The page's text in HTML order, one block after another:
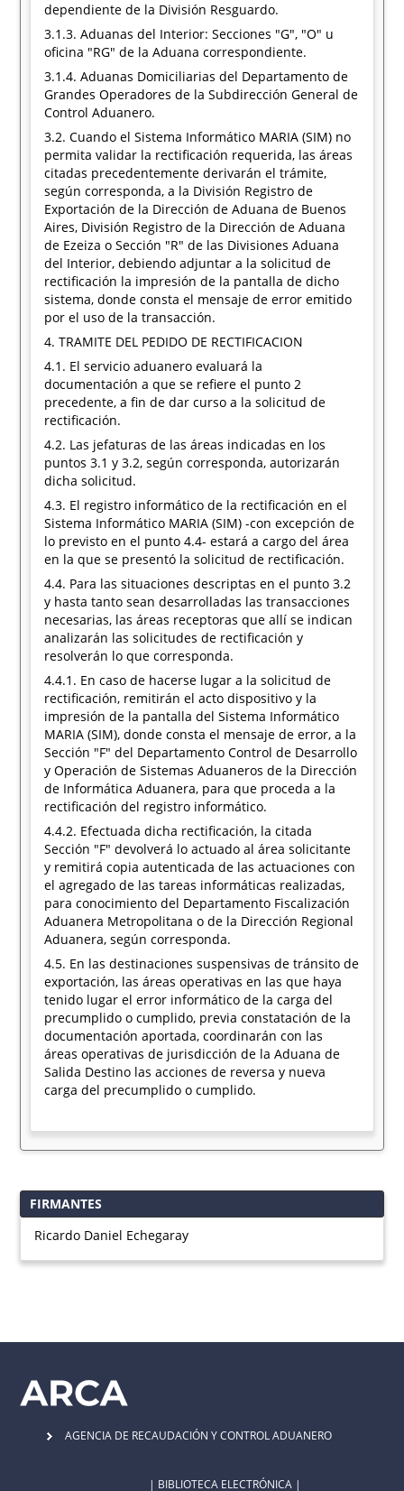
dependiente de la División Resguardo.
3.1.3. Aduanas del Interior: Secciones "G", "O" u
oficina "RG" de la Aduana correspondiente.
3.1.4. Aduanas Domiciliarias del Departamento de
Grandes Operadores de la Subdirección General de
Control Aduanero.
3.2. Cuando el Sistema Informático MARIA (SIM) no
permita validar la rectificación requerida, las áreas
citadas precedentemente derivarán el trámite,
según corresponda, a la División Registro de
Exportación de la Dirección de Aduana de Buenos
Aires, División Registro de la Dirección de Aduana
de Ezeiza o Sección "R" de las Divisiones Aduana
del Interior, debiendo adjuntar a la solicitud de
rectificación la impresión de la pantalla de dicho
sistema, donde consta el mensaje de error emitido
por el uso de la transacción.
4. TRAMITE DEL PEDIDO DE RECTIFICACION
4.1. El servicio aduanero evaluará la
documentación a que se refiere el punto 2
precedente, a fin de dar curso a la solicitud de
rectificación.
4.2. Las jefaturas de las áreas indicadas en los
puntos 3.1 y 3.2, según corresponda, autorizarán
dicha solicitud.
4.3. El registro informático de la rectificación en el
Sistema Informático MARIA (SIM) -con excepción de
lo previsto en el punto 4.4- estará a cargo del área
en la que se presentó la solicitud de rectificación.
4.4. Para las situaciones descriptas en el punto 3.2
y hasta tanto sean desarrolladas las transacciones
necesarias, las áreas receptoras que allí se indican
analizarán las solicitudes de rectificación y
resolverán lo que corresponda.
4.4.1. En caso de hacerse lugar a la solicitud de
rectificación, remitirán el acto dispositivo y la
impresión de la pantalla del Sistema Informático
MARIA (SIM), donde consta el mensaje de error, a la
Sección "F" del Departamento Control de Desarrollo
y Operación de Sistemas Aduaneros de la Dirección
de Informática Aduanera, para que proceda a la
rectificación del registro informático.
4.4.2. Efectuada dicha rectificación, la citada
Sección "F" devolverá lo actuado al área solicitante
y remitirá copia autenticada de las actuaciones con
el agregado de las tareas informáticas realizadas,
para conocimiento del Departamento Fiscalización
Aduanera Metropolitana o de la Dirección Regional
Aduanera, según corresponda.
4.5. En las destinaciones suspensivas de tránsito de
exportación, las áreas operativas en las que haya
tenido lugar el error informático de la carga del
precumplido o cumplido, previa constatación de la
documentación aportada, coordinarán con las
áreas operativas de jurisdicción de la Aduana de
Salida Destino las acciones de reversa y nueva
carga del precumplido o cumplido.
FIRMANTES
Ricardo Daniel Echegaray
AGENCIA DE RECAUDACIÓN Y CONTROL ADUANERO
| BIBLIOTECA ELECTRÓNICA |